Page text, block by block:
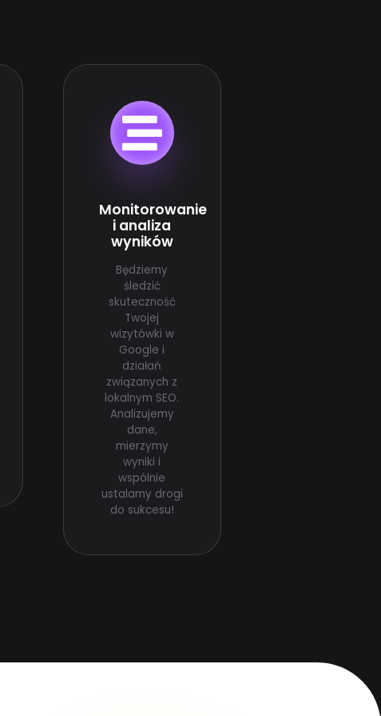
Monitorowanie
i analiza
wyników
Będziemy
śledzić
skuteczność
Twojej
wizytówki w
Google i
działań
związanych z
lokalnym SEO.
Analizujemy
dane,
mierzymy
wyniki i
wspólnie
ustalamy drogi
do sukcesu!